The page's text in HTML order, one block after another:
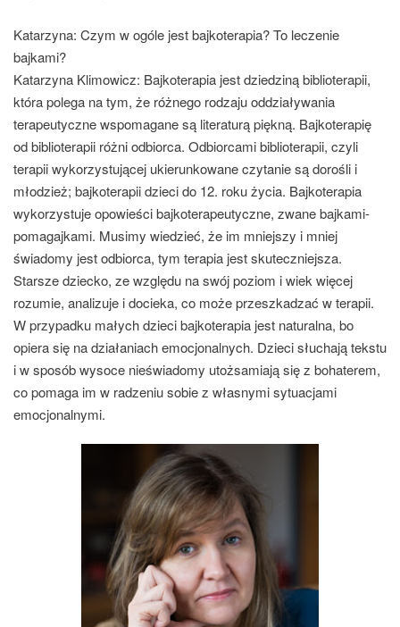
Katarzyna: Czym w ogóle jest bajkoterapia? To leczenie
bajkami?
Katarzyna Klimowicz: Bajkoterapia jest dziedziną biblioterapii,
która polega na tym, że różnego rodzaju oddziaływania
terapeutyczne wspomagane są literaturą piękną. Bajkoterapię
od biblioterapii różni odbiorca. Odbiorcami biblioterapii, czyli
terapii wykorzystującej ukierunkowane czytanie są dorośli i
młodzież; bajkoterapii dzieci do 12. roku życia. Bajkoterapia
wykorzystuje opowieści bajkoterapeutyczne, zwane bajkami-
pomagajkami. Musimy wiedzieć, że im mniejszy i mniej
świadomy jest odbiorca, tym terapia jest skuteczniejsza.
Starsze dziecko, ze względu na swój poziom i wiek więcej
rozumie, analizuje i docieka, co może przeszkadzać w terapii.
W przypadku małych dzieci bajkoterapia jest naturalna, bo
opiera się na działaniach emocjonalnych. Dzieci słuchają tekstu
i w sposób wysoce nieświadomy utożsamiają się z bohaterem,
co pomaga im w radzeniu sobie z własnymi sytuacjami
emocjonalnymi.